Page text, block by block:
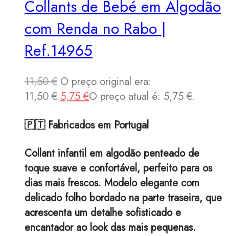
Collants de Bebé em Algodão
com Renda no Rabo |
Ref.14965
11,50€ O preço original era:
11,50 €.5,75€O preço atual é: 5,75 €.
🇵🇹 Fabricados em Portugal
Collant infantil em algodão penteado de
toque suave e confortável, perfeito para os
dias mais frescos. Modelo elegante com
delicado folho bordado na parte traseira, que
acrescenta um detalhe sofisticado e
encantador ao look das mais pequenas.